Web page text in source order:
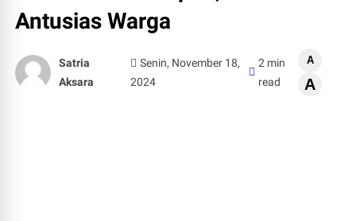
Antusias Warga
Satria
Aksara
Senin, November 18,
2024
2 min
read
A
A